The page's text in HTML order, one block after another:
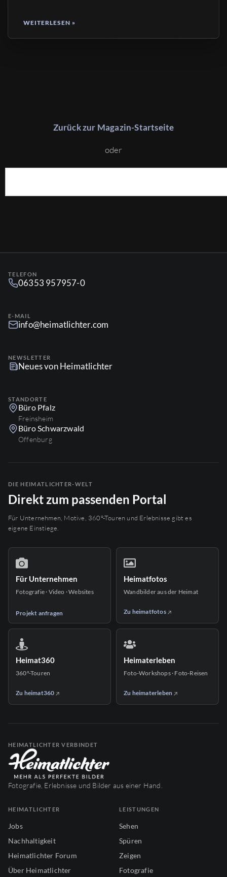
WEITERLESEN »
Zurück zur Magazin-Startseite
oder
TELEFON
06353 957957-0
E-MAIL
info@heimatlichter.com
NEWSLETTER
Neues von Heimatlichter
STANDORTE
Büro Pfalz
Freinsheim
Büro Schwarzwald
Offenburg
DIE HEIMATLICHTER-WELT
Direkt zum passenden Portal
Für Unternehmen, Motive, 360°-Touren und Erlebnisse gibt es
eigene Einstiege.
Für Unternehmen
Fotografie · Video · Websites
Projekt anfragen
Heimatfotos
Wandbilder aus der Heimat
Zu heimatfotos
Heimat360
360°-Touren
Zu heimat360
Heimaterleben
Foto-Workshops · Foto-Reisen
Zu heimaterleben
HEIMATLICHTER VERBINDET
Fotografie, Erlebnisse und Bilder aus einer Hand.
HEIMATLICHTER
Jobs
Nachhaltigkeit
Heimatlichter Forum
Über Heimatlichter
LEISTUNGEN
Sehen
Spüren
Zeigen
Fotografie